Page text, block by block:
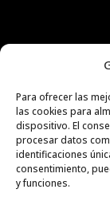
Para ofrecer las
las cookies para
dispositivo. El
procesar datos
identificaciones
consentimiento,
y funciones.